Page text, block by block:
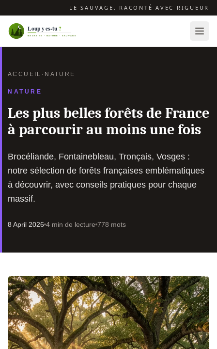
LE SAUVAGE, RACONTÉ AVEC RIGUEUR
ACCUEIL · NATURE
NATURE
Les plus belles forêts de France
à parcourir au moins une fois
Brocéliande, Fontainebleau, Tronçais, Vosges :
notre sélection de forêts françaises emblématiques
à découvrir, avec conseils pratiques pour chaque
massif.
8 April 2026 4 min de lecture 778 mots